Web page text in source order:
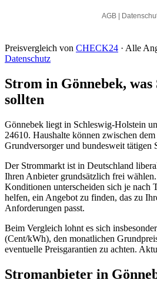
Preisvergleich von CHECK24 · Alle
Datenschutz
Strom in Gönnebek, was
sollten
Gönnebek liegt in Schleswig-Holstein
24610. Haushalte können zwischen dem
Grundversorger und bundesweit tätigen
Der Strommarkt ist in Deutschland
Ihren Anbieter grundsätzlich frei
Konditionen unterscheiden sich je nach
helfen, ein Angebot zu finden, das zu
Anforderungen passt.
Beim Vergleich lohnt es sich
(Cent/kWh), den monatlichen
eventuelle Preisgarantien zu achten.
Stromanbieter in